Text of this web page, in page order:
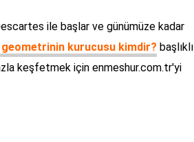
ile başlar ve günümüze kadar
kurucusu kimdir? başlıklı
keşfetmek için enmeshur.com.tr'yi